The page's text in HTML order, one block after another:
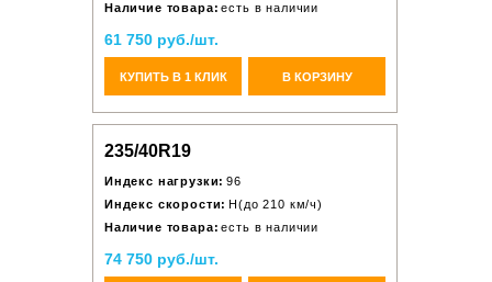
Наличие товара: есть в наличии
61 750 руб./шт.
КУПИТЬ В 1 КЛИК В КОРЗИНУ
235/40R19
Индекс нагрузки: 96
Индекс скорости: H(до 210 км/ч)
Наличие товара: есть в наличии
74 750 руб./шт.